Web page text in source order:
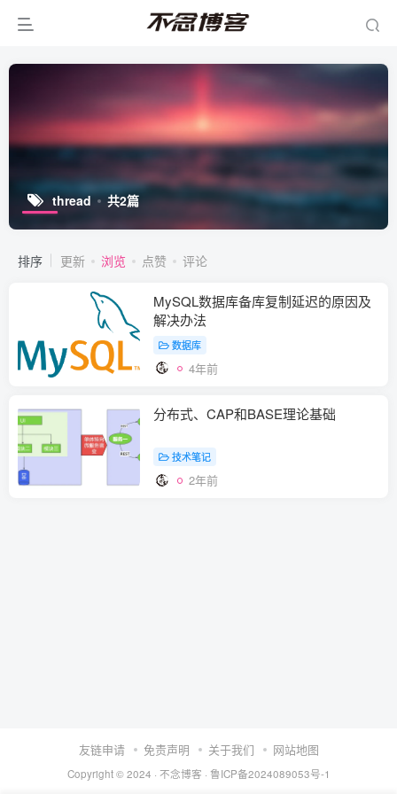
thread 共2篇
排序 更新 浏览 点赞 评论
MySQL数据库备库复制延迟的原因及
解决办法
数据库
4年前
分布式、CAP和BASE理论基础
技术笔记
2年前
友链申请 免责声明 关于我们 网站地图
Copyright © 2024 · 不念博客 · 鲁ICP备2024089053号-1